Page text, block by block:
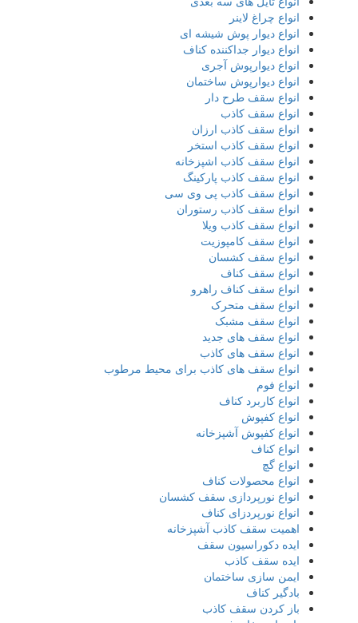
انواع چراغ لاینر
انواع دیوار پوش شیشه ای
انواع دیوار جداکننده کناف
انواع دیوارپوش آجری
انواع دیوارپوش ساختمان
انواع سقف طرح دار
انواع سقف کاذب
انواع سقف کاذب ارزان
انواع سقف کاذب استخر
انواع سقف کاذب اشپزخانه
انواع سقف کاذب پارکینگ
انواع سقف کاذب پی وی سی
انواع سقف کاذب رستوران
انواع سقف کاذب ویلا
انواع سقف کامپوزیت
انواع سقف کشسان
انواع سقف کناف
انواع سقف کناف راهرو
انواع سقف متحرک
انواع سقف مشبک
انواع سقف های جدید
انواع سقف های کاذب
انواع سقف های کاذب برای محیط مرطوب
انواع فوم
انواع کاربرد کناف
انواع کفپوش
انواع کفپوش آشپزخانه
انواع کناف
انواع گچ
انواع محصولات کناف
انواع نورپردازی سقف کشسان
انواع نورپردزای کناف
اهمیت سقف کاذب آشپزخانه
ایده دکوراسیون سقف
ایده سقف کاذب
ایمن سازی ساختمان
بادگیر کناف
باز کردن سقف کاذب